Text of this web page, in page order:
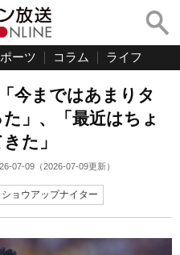
ーツ コラム ライフ
今まではあまりタ
」、「最近はちょ
た」
07-09 （2026-07-09更新）
ョウアップナイター